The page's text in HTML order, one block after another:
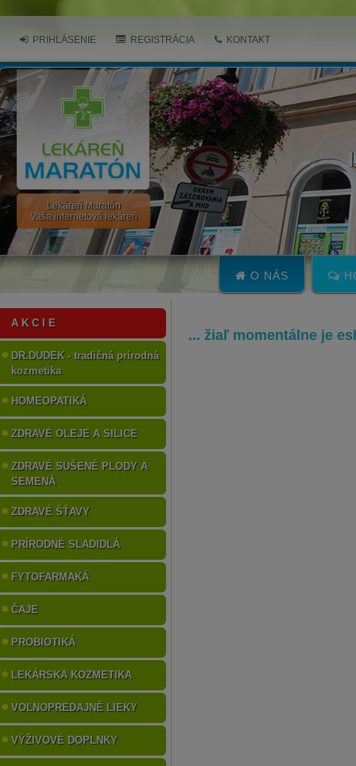
Lekáreň Maratón
Vaša internetová lekáreň
PRIHLÁSENIE REGISTRÁCIA KONTAKT
O NÁS
A K C I E
DR.DUDEK - tradičná prírodná
kozmetika
HOMEOPATIKÁ
ZDRAVÉ OLEJE A SILICE
ZDRAVÉ SUŠENÉ PLODY A
SEMENÁ
ZDRAVÉ ŠŤAVY
PRÍRODNÉ SLADIDLÁ
FYTOFARMAKÁ
ČAJE
PROBIOTIKÁ
LEKÁRSKA KOZMETIKA
VOĽNOPREDAJNÉ LIEKY
VÝŽIVOVÉ DOPLNKY
... žiaľ momentálne je